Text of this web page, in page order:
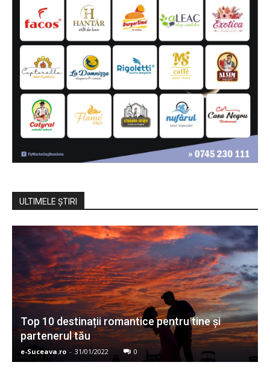
ULTIMELE ŞTIRI
Top 10 destinații romantice pentru tine și
partenerul tău
e-Suceava.ro - 31/01/2022 0